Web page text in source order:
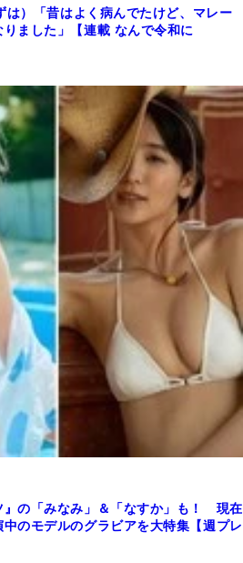
は）「昔はよく病んでたけど、マレー
ました」【連載 なんで令和に
』の「みなみ」＆「なすか」も！ 現在
のモデルのグラビアを大特集【週プレ